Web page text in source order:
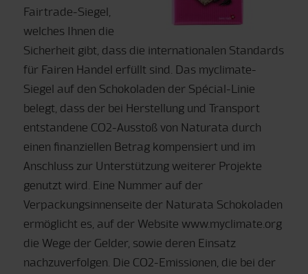
Fairtrade-Siegel,
welches Ihnen die
Sicherheit gibt, dass die internationalen Standards
für Fairen Handel erfüllt sind. Das myclimate-
Siegel auf den Schokoladen der Spécial-Linie
belegt, dass der bei Herstellung und Transport
entstandene CO2-Ausstoß von Naturata durch
einen finanziellen Betrag kompensiert und im
Anschluss zur Unterstützung weiterer Projekte
genutzt wird. Eine Nummer auf der
Verpackungsinnenseite der Naturata Schokoladen
ermöglicht es, auf der Website www.myclimate.org
die Wege der Gelder, sowie deren Einsatz
nachzuverfolgen. Die CO2-Emissionen, die bei der